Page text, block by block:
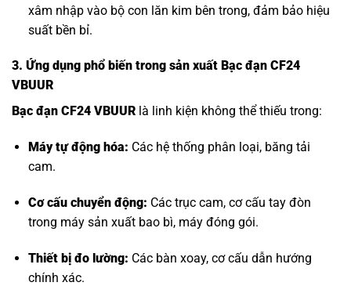
xâm nhập vào bộ con lăn kim bên trong, đảm bảo hiệu
suất bền bỉ.
3. Ứng dụng phổ biến trong sản xuất Bạc đạn CF24
VBUUR
Bạc đạn CF24 VBUUR là linh kiện không thể thiếu trong:
Máy tự động hóa: Các hệ thống phân loại, băng tải
cam.
Cơ cấu chuyển động: Các trục cam, cơ cấu tay đòn
trong máy sản xuất bao bì, máy đóng gói.
Thiết bị đo lường: Các bàn xoay, cơ cấu dẫn hướng
chính xác.